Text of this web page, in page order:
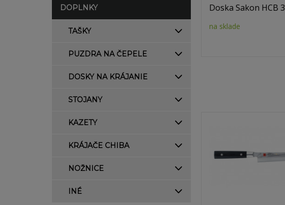
DOPLNKY
TAŠKY
PUZDRA NA ČEPELE
DOSKY NA KRÁJANIE
STOJANY
KAZETY
KRÁJAČE CHIBA
NOŽNICE
INÉ
Doska Sakon HCB 3
na sklade